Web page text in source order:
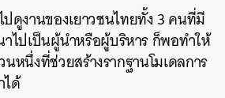
ดูงานของเยาวชนไทยทั้ง 3 คนที่มี
ไปเป็นผู้นำหรือผู้บริหาร ก็พอทำให้
นหนึ่งที่ช่วยสร้างรากฐานโมเดลการ
ได้